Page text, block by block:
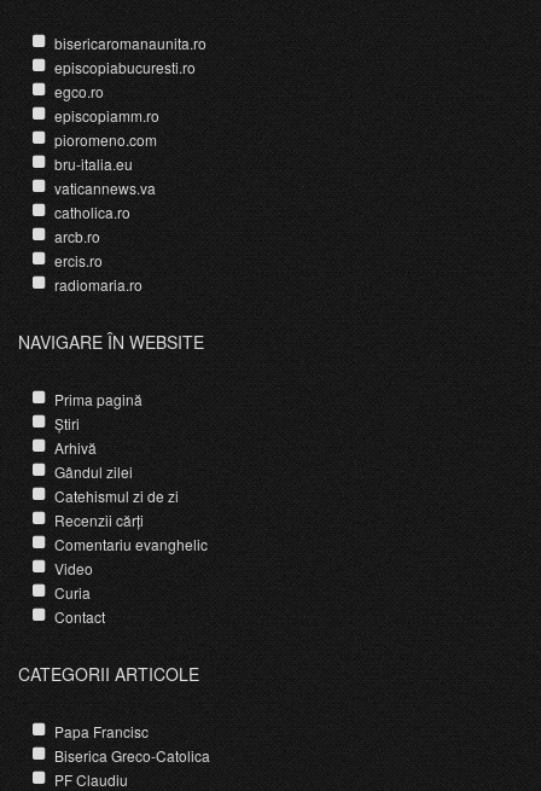
bisericaromanaunita.ro
episcopiabucuresti.ro
egco.ro
episcopiamm.ro
pioromeno.com
bru-italia.eu
vaticannews.va
catholica.ro
arcb.ro
ercis.ro
radiomaria.ro
NAVIGARE ÎN WEBSITE
Prima pagină
Știri
Arhivă
Gândul zilei
Catehismul zi de zi
Recenzii cărți
Comentariu evanghelic
Video
Curia
Contact
CATEGORII ARTICOLE
Papa Francisc
Biserica Greco-Catolica
PF Claudiu